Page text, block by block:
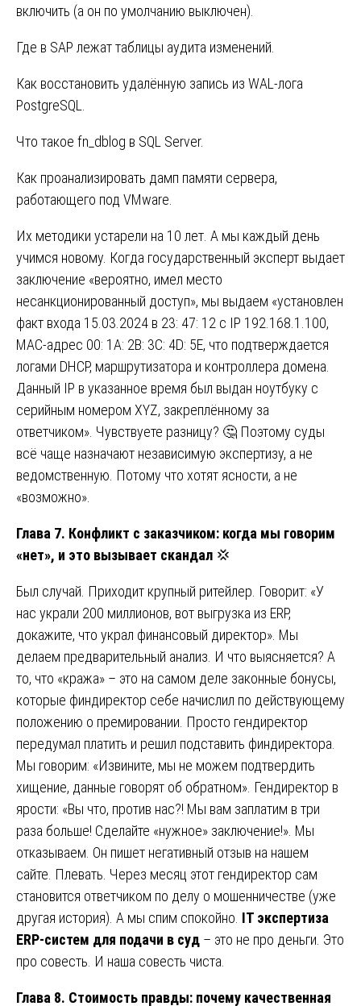
включить (а он по умолчанию выключен).
Где в SAP лежат таблицы аудита изменений.
Как восстановить удалённую запись из WAL-лога
PostgreSQL.
Что такое fn_dblog в SQL Server.
Как проанализировать дамп памяти сервера,
работающего под VMware.
Их методики устарели на 10 лет. А мы каждый день
учимся новому. Когда государственный эксперт выдает
заключение «вероятно, имел место
несанкционированный доступ», мы выдаем «установлен
факт входа 15.03.2024 в 23: 47: 12 с IP 192.168.1.100,
MAC-адрес 00: 1A: 2B: 3C: 4D: 5E, что подтверждается
логами DHCP, маршрутизатора и контроллера домена.
Данный IP в указанное время был выдан ноутбуку с
серийным номером XYZ, закреплённому за
ответчиком». Чувствуете разницу? 🤔 Поэтому суды
всё чаще назначают независимую экспертизу, а не
ведомственную. Потому что хотят ясности, а не
«возможно».
Глава 7. Конфликт с заказчиком: когда мы говорим
«нет», и это вызывает скандал 💢
Был случай. Приходит крупный ритейлер. Говорит: «У
нас украли 200 миллионов, вот выгрузка из ERP,
докажите, что украл финансовый директор». Мы
делаем предварительный анализ. И что выясняется? А
то, что «кража» – это на самом деле законные бонусы,
которые финдиректор себе начислил по действующему
положению о премировании. Просто гендиректор
передумал платить и решил подставить финдиректора.
Мы говорим: «Извините, мы не можем подтвердить
хищение, данные говорят об обратном». Гендиректор в
ярости: «Вы что, против нас?! Мы вам заплатим в три
раза больше! Сделайте «нужное» заключение!». Мы
отказываем. Он пишет негативный отзыв на нашем
сайте. Плевать. Через месяц этот гендиректор сам
становится ответчиком по делу о мошенничестве (уже
другая история). А мы спим спокойно. IT экспертиза
ERP-систем для подачи в суд – это не про деньги. Это
про совесть. И наша совесть чиста.
Глава 8. Стоимость правды: почему качественная